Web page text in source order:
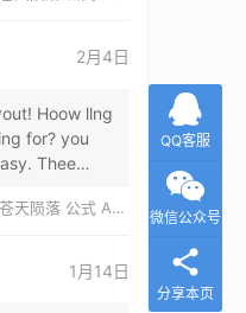
2月4日
Hoow llng
for? you
Thee
式 ARTWORKS[DL]
1月14日
QQ客服
微信公众号
分享本页